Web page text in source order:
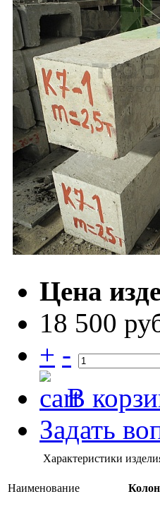
Цена
18 500
+ -
В
Задать
Характеристики
Наименование